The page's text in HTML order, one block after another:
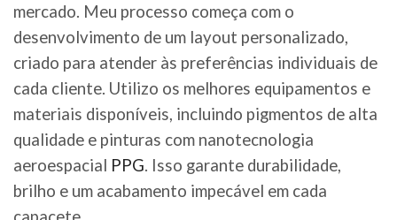
mercado. Meu processo começa com o
desenvolvimento de um layout personalizado,
criado para atender às preferências individuais de
cada cliente. Utilizo os melhores equipamentos e
materiais disponíveis, incluindo pigmentos de alta
qualidade e pinturas com nanotecnologia
aeroespacial PPG. Isso garante durabilidade,
brilho e um acabamento impecável em cada